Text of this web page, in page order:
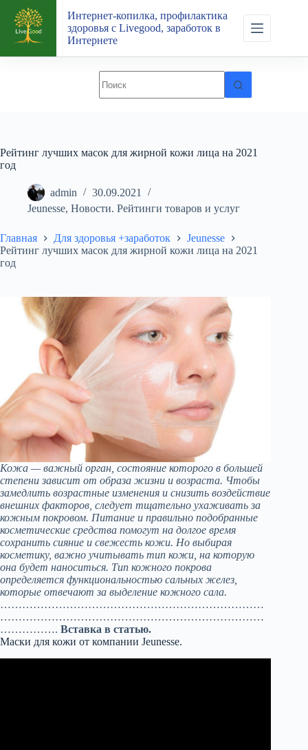
Перейти
сути
Интернет-копилка, профилактика
здоровья с Livegood, заработок в
Интернете
Рейтинг лучших масок для жирной кожи лица на 2021
год
admin
30.09.2021
Jeunesse, Новости. Рейтинги товаров и услуг
Главная Для здоровья +заработок
Jeunesse
Рейтинг лучших масок для жирной кожи лица на 2021
год
Кожа — важный орган, состояние которого в большей
степени зависит от образа жизни и возраста. Чтобы
замедлить возрастные изменения и снизить воздействие
внешних факторов, следует тщательно ухаживать за
кожным покровом. Питание и правильно подобранные
косметические средства помогут на долгое время
сохранить сияние и свежесть кожи. Но выбирая
косметику, важно учитывать тип кожи, на которую
она будет наноситься. Тип кожного покрова
определяется функциональностью сальных желез,
которые отвечают за выделение кожного сала.
………………………………………………………………
………………………………………………………………
……………. Вставка в статью.
Маски для кожи от компании Jeunesse.